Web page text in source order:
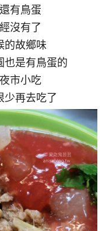
有鳥蛋
沒有了
的故鄉味
也是有鳥蛋的
市小吃
少再去吃了